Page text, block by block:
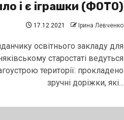
і є іграшки (ФОТО)
17.12.2021 Ірина Левченко
освітнього закладу для
старостаті ведуться
території: прокладено
зручні доріжки, які...